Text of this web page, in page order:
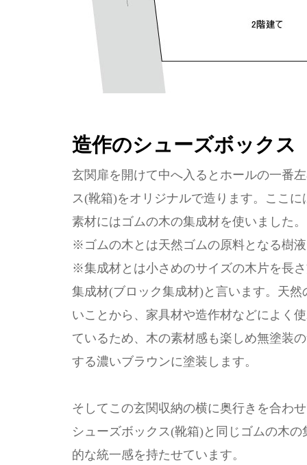
造作のシューズボックス
玄関扉を開けて中へ入るとホールの一番
ス(靴箱)をオリジナルで造ります。ここ
素材にはゴムの木の集成材を使いました。
※ゴムの木とは天然ゴムの原料となる樹
※集成材とは小さめのサイズの木片を長
集成材(ブロック集成材)と言います。天
いことから、家具材や造作材などによく
ているため、木の素材感も楽しめ無塗装
する濃いブラウンに塗装します。
そしてこの玄関収納の横に奥行きを合わ
シューズボックス(靴箱)と同じゴムの木
的な統一感を持たせています。